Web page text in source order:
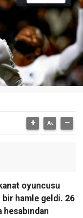
oyuncusu
bir hamle geldi. 26